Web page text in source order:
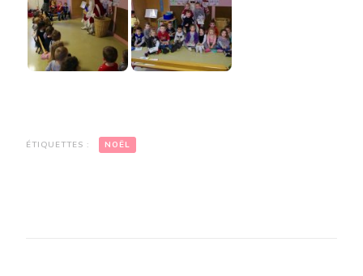
ÉTIQUETTES : NOËL